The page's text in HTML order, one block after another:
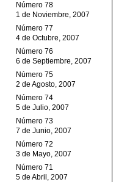
Número 78
1 de Noviembre, 2007
Número 77
4 de Octubre, 2007
Número 76
6 de Septiembre, 2007
Número 75
2 de Agosto, 2007
Número 74
5 de Julio, 2007
Número 73
7 de Junio, 2007
Número 72
3 de Mayo, 2007
Número 71
5 de Abril, 2007